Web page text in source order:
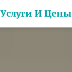
Услуги И Цены